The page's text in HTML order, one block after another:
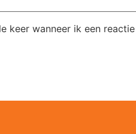
keer wanneer ik een